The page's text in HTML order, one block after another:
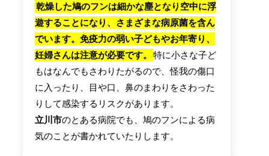
乾燥した鳩のフンは細かな塵となり空中に浮
遊することになり、さまざまな病原菌を含ん
でいます。免疫力の弱い子どもやお年寄り、
妊婦さんは注意が必要です。
特に小さな子ど
もはなんでもさわりたがるので、怪我の傷口
に入ったり、目や口、鼻のまわりをさわった
りして感染するリスクがあります。
立川市のとある病院でも、鳩のフンによる病
気のことが書かれていたりします。